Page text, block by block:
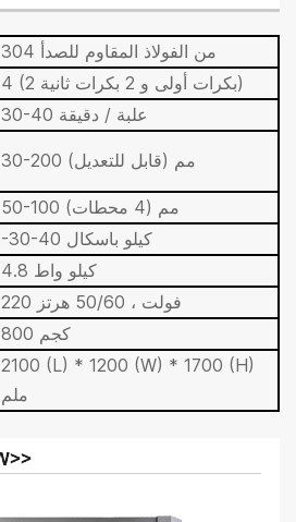
304 من الفولاذ المقاوم للصدأ
4 (2 بكرات أولى و 2 بكرات ثانية)
30-40 علبة / دقيقة
30-200 مم (قابل للتعديل)
50-100 مم (4 محطات)
-30-40 كيلو باسكال
4.8 كيلو واط
220 فولت ، 50/60 هرتز
800 كجم
2100 (L) * 1200 (W) * 1700 (H)
ملم